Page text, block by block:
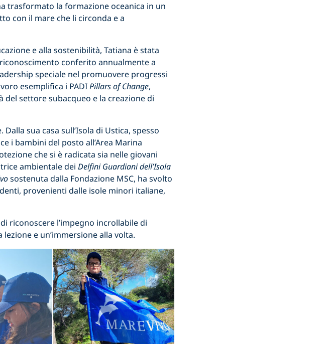
trasformato la formazione oceanica in un
con il mare che li circonda e a
e alla sostenibilità, Tatiana è stata
conferito annualmente a
speciale nel promuovere progressi
esemplifica i PADIPillars of Change,
settore subacqueo e la creazione di
sua casa sull’Isola di Ustica, spesso
i bambini del posto all’Area Marina
che si è radicata sia nelle giovani
ambientale dei Delfini Guardiani dell’Isola
sostenuta dalla Fondazione MSC, ha svolto
provenienti dalle isole minori italiane,
riconoscere l’impegno incrollabile di
e un’immersione alla volta.